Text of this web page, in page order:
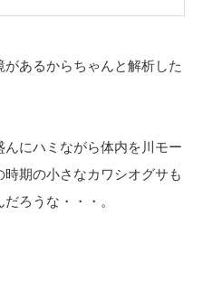
あるからちゃんと解析した
にハミながら体内を川モー
時期の小さなカワシオグサも
ろうな・・・。